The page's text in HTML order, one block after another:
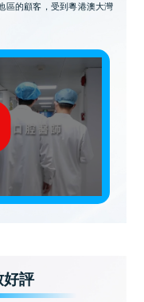
區的顧客，受到粵港澳大灣
好評